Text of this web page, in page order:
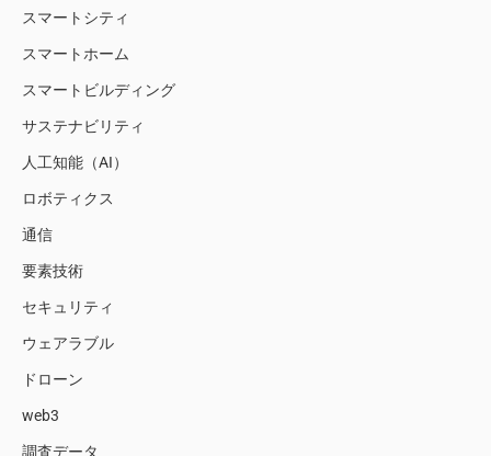
スマートシティ
スマートホーム
スマートビルディング
サステナビリティ
人工知能（AI）
ロボティクス
通信
要素技術
セキュリティ
ウェアラブル
ドローン
web3
調査データ